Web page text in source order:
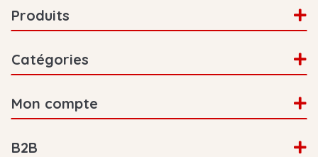
Produits
Catégories
Mon compte
B2B